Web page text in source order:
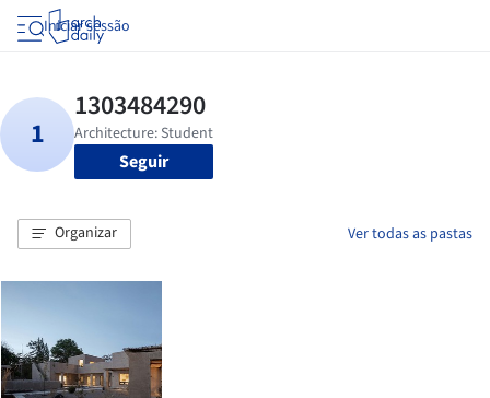
Iniciar sessão
Seguir
Organizar Ver todas as pastas